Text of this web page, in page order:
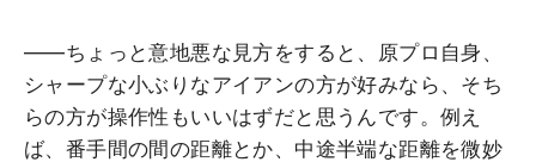
――ちょっと意地悪な見方をすると、原プロ自身、
シャープな小ぶりなアイアンの方が好みなら、そち
らの方が操作性もいいはずだと思うんです。例え
ば、番手間の間の距離とか、中途半端な距離を微妙